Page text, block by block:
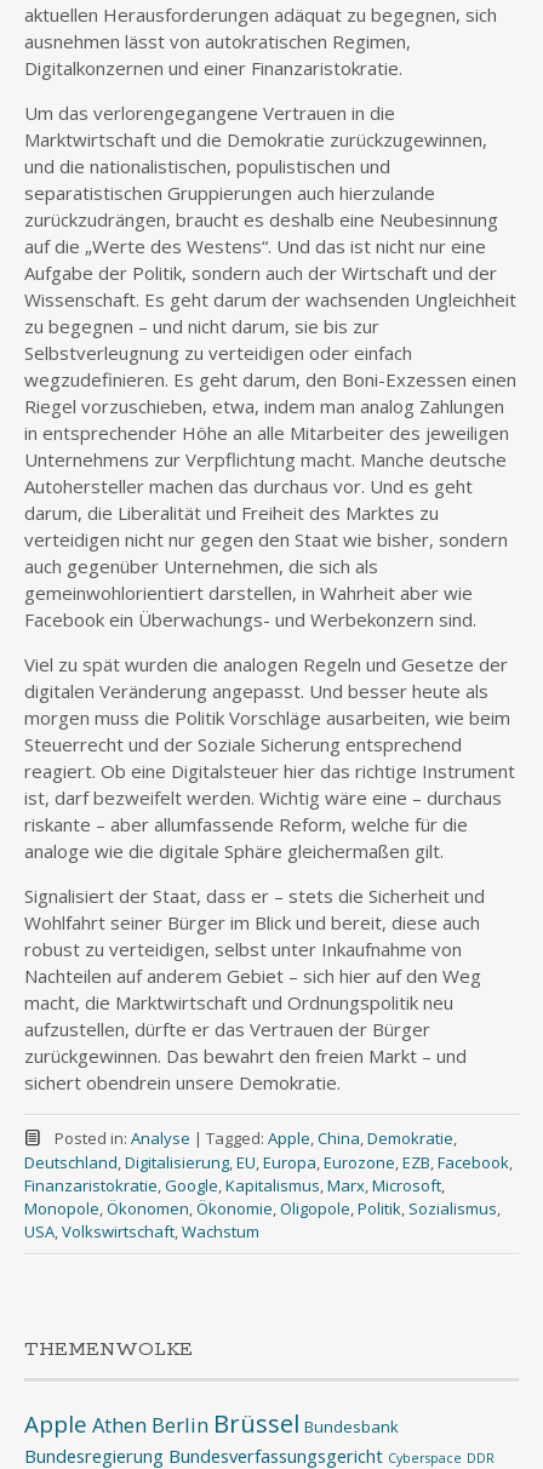
aktuellen Herausforderungen adäquat zu begegnen, sich
ausnehmen lässt von autokratischen Regimen,
Digitalkonzernen und einer Finanzaristokratie.
Um das verlorengegangene Vertrauen in die
Marktwirtschaft und die Demokratie zurückzugewinnen,
und die nationalistischen, populistischen und
separatistischen Gruppierungen auch hierzulande
zurückzudrängen, braucht es deshalb eine Neubesinnung
auf die „Werte des Westens“. Und das ist nicht nur eine
Aufgabe der Politik, sondern auch der Wirtschaft und der
Wissenschaft. Es geht darum der wachsenden Ungleichheit
zu begegnen – und nicht darum, sie bis zur
Selbstverleugnung zu verteidigen oder einfach
wegzudefinieren. Es geht darum, den Boni-Exzessen einen
Riegel vorzuschieben, etwa, indem man analog Zahlungen
in entsprechender Höhe an alle Mitarbeiter des jeweiligen
Unternehmens zur Verpflichtung macht. Manche deutsche
Autohersteller machen das durchaus vor. Und es geht
darum, die Liberalität und Freiheit des Marktes zu
verteidigen nicht nur gegen den Staat wie bisher, sondern
auch gegenüber Unternehmen, die sich als
gemeinwohlorientiert darstellen, in Wahrheit aber wie
Facebook ein Überwachungs- und Werbekonzern sind.
Viel zu spät wurden die analogen Regeln und Gesetze der
digitalen Veränderung angepasst. Und besser heute als
morgen muss die Politik Vorschläge ausarbeiten, wie beim
Steuerrecht und der Soziale Sicherung entsprechend
reagiert. Ob eine Digitalsteuer hier das richtige Instrument
ist, darf bezweifelt werden. Wichtig wäre eine – durchaus
riskante – aber allumfassende Reform, welche für die
analoge wie die digitale Sphäre gleichermaßen gilt.
Signalisiert der Staat, dass er – stets die Sicherheit und
Wohlfahrt seiner Bürger im Blick und bereit, diese auch
robust zu verteidigen, selbst unter Inkaufnahme von
Nachteilen auf anderem Gebiet – sich hier auf den Weg
macht, die Marktwirtschaft und Ordnungspolitik neu
aufzustellen, dürfte er das Vertrauen der Bürger
zurückgewinnen. Das bewahrt den freien Markt – und
sichert obendrein unsere Demokratie.
Posted in: Analyse | Tagged: Apple,China,Demokratie,
Deutschland,Digitalisierung,EU,Europa,Eurozone,EZB,Facebook,
Finanzaristokratie,Google,Kapitalismus,Marx,Microsoft,
Monopole,Ökonomen,Ökonomie,Oligopole,Politik, Sozialismus,
USA,Volkswirtschaft,Wachstum
THEMENWOLKE
Apple Athen Berlin Brüssel Bundesbank
Bundesregierung Bundesverfassungsgericht Cyberspace DDR